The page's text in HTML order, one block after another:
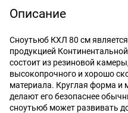
Описание
Сноутьюб КХЛ 80 см
продукцией
состоит из резиновой
высокопрочного и хорошо
материала. Круглая форма и
делают его безопаснее
сноутьюб может развивать